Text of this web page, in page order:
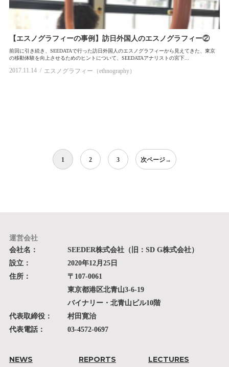
【エスノグラフィーの事例】訪日外国人のエスノグラフィー②
前回に引き続き、SEEDATAで行った訪日外国人のエスノグラフィーから見えてきた、東京
の移動体験を向上させるためのヒントについて、SEEDATAアナリストの宮下...
2017.11.14 エスノグラフィー（ethnography）
ペ
ー
ジ
り
1 2 3 次ページ→
運営会社
会社名：
SEEDER株式会社（旧：SD G株式会社）
設立：
2020年12月25日
住所：
〒107-0061
東京都港区北青山3-6-19
バイナリー・北青山ビル10階
代表取締役：
村田寛治
代表電話：
03-4572-0697
NEWS REPORTS LECTURES